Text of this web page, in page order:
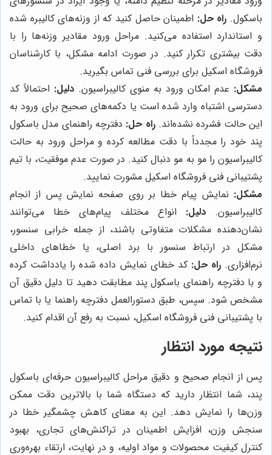
باسکول. راه حل: اطمینان حاصل کنید که از وزنه‌های کالیبره شده
و استاندارد استفاده می‌کنید. مراحل ورود مقادیر وزنه‌ها را با
دقت بیشتری تکرار کنید. در صورت ادامه مشکل، با کارشناسان
فروشگاه اسکیل برای بررسی فنی تماس بگیرید.
مشکل: عدم امکان ورود به منوی کالیبراسیون. دلیل: احتمالاً کد
دسترسی اشتباه وارد شده است یا دکمه‌های صحیح برای ورود به
این حالت فشرده نشده‌اند.راه حل: دفترچه راهنمای مدل باسکول
پند خود را مجدداً با دقت مطالعه کرده و مراحل ورود به حالت
کالیبراسیون را مو به مو دنبال کنید. در صورت عدم موفقیت، با تیم
پشتیبانی فنی فروشگاه اسکیل مشورت نمایید.
مشکل: نمایش پیام خطا بر روی صفحه نمایش پس از انجام
کالیبراسیون.دلیل: انواع مختلف پیام‌های خطا می‌توانند
نشان‌دهنده مشکلات متفاوتی باشند، از جمله خرابی سنسور،
مشکل در ارتباط سنسور با برد اصلی، یا خطاهای داخلی
نرم‌افزاری.راه حل: کد خطای نمایش داده شده را یادداشت کرده
و با دفترچه راهنمای باسکول پند مطابقت دهید تا دلیل دقیق آن
مشخص شود. سپس، طبق دستورالعمل دفترچه راهنما یا با تماس
با پشتیبانی فنی فروشگاه اسکیل، نسبت به رفع آن اقدام کنید.
نتیجه مورد انتظار
پس از انجام صحیح و دقیق مراحل کالیبراسیون حرفه‌ای باسکول
پند، شما انتظار دارید که دستگاه شما با بالاترین دقت ممکن
وزن‌ها را نمایش دهد. این به معنای کاهش چشمگیر خطا در
سنجش وزن، افزایش اطمینان در تراکنش‌های تجاری، بهبود
کنترل کیفیت محصولات و مواد اولیه، و در نهایت، ارتقاء بهره‌وری